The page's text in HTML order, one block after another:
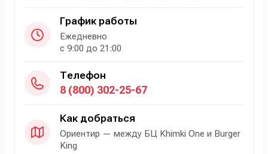
График работы
Ежедневно
с 9:00 до 21:00
Телефон
8 (800) 302-25-67
Как добраться
Ориентир — между БЦ Khimki One и Burger
King